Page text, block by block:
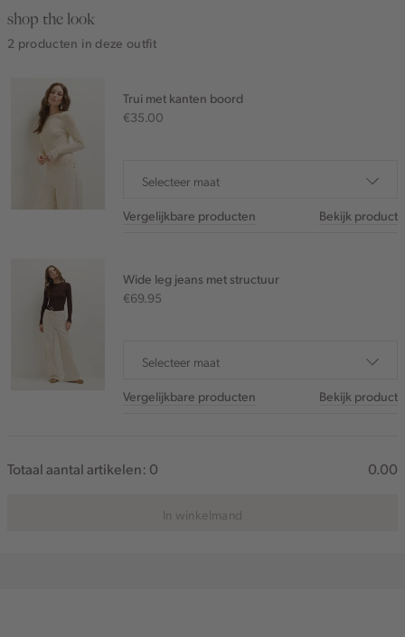
shop the look
2 producten in deze outfit
Trui met kanten boord
€35.00
Selecteer maat
Vergelijkbare producten Bekijk product
Wide leg jeans met structuur
€69.95
Selecteer maat
Vergelijkbare producten Bekijk product
Totaal aantal artikelen: 0 0.00
In winkelmand